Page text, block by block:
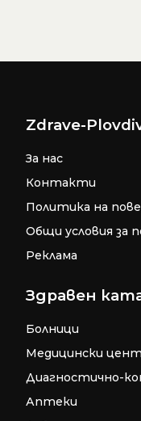
Zdrave-
За нас
Контакти
Политика на
Общи условия за
Реклама
Здравен
Болници
Медицински
Диагностично-
Аптеки